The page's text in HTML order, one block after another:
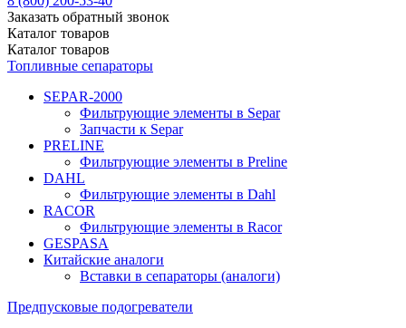
Заказать обратный звонок
Каталог товаров
Каталог товаров
Топливные сепараторы
SEPAR-2000
Фильтрующие элементы в Separ
Запчасти к Separ
PRELINE
Фильтрующие элементы в Preline
DAHL
Фильтрующие элементы в Dahl
RACOR
Фильтрующие элементы в Racor
GESPASA
Китайские аналоги
Вставки в сепараторы (аналоги)
Предпусковые подогреватели